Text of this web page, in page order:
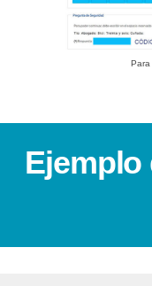
Para
Ejemplo